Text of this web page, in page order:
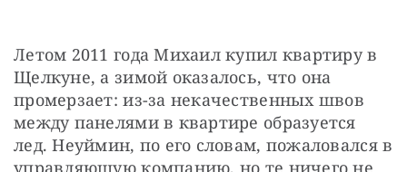
Летом 2011 года Михаил купил квартиру в
Щелкуне, а зимой оказалось, что она
промерзает: из-за некачественных швов
между панелями в квартире образуется
лед. Неуймин, по его словам, пожаловался в
управляющую компанию, но те ничего не